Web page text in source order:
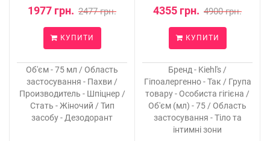
1977 грн. 2477 грн.
КУПИТИ
Об'єм - 75 мл / Область
застосування - Пахви /
Производитель - Шпіцнер /
Стать - Жіночий / Тип
засобу - Дезодорант
4355 грн. 4900 грн.
КУПИТИ
Бренд - Kiehl's /
Гіпоалергенно - Так / Група
товару - Особиста гігієна /
Об'єм (мл) - 75 / Область
застосування - Тіло та
інтимні зони